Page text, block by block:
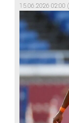
15.06.2026